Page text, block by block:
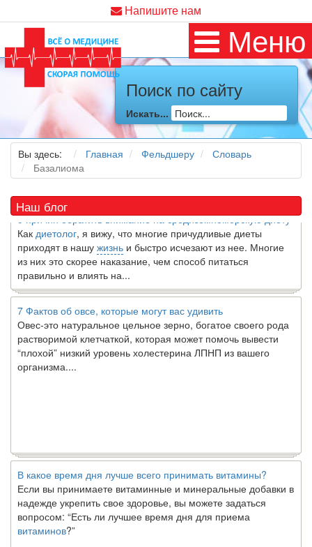
Напишите нам
Меню
Поиск по сайту
Искать...
Вы здесь: Главная Фельдшеру
Словарь
Базалиома
Наш блог
Как я заболел во время локдауна?
Это странная ситуация: вы соблюдали все меры
предосторожности COVID-19 (вы почти все время дома),
но, тем не менее, вы каким-то образом простудились. Вы
можете задаться...
5 причин обратить внимание на средиземноморскую диету
Какдиетолог, я вижу, что многие причудливые диеты
приходят в нашужизньи быстро исчезают из нее. Многие
из них это скорее наказание, чем способ питаться
правильно и влиять на...
7 Фактов об овсе, которые могут вас удивить
Овес-это натуральное цельное зерно, богатое своего рода
растворимой клетчаткой, которая может помочь вывести
“плохой” низкий уровень холестерина ЛПНП из вашего
организма....
В какое время дня лучше всего принимать витамины?
Если вы принимаете витаминные и минеральные добавки в
надежде укрепить свое здоровье, вы можете задаться
вопросом: “Есть ли лучшее время дня для приема
витаминов ?”